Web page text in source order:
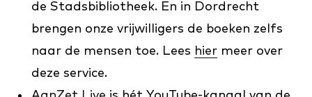
de Stadsbibliotheek. En in Dordrecht
brengen onze vrijwilligers de boeken zelfs
naar de mensen toe. Lees hier meer over
deze service.